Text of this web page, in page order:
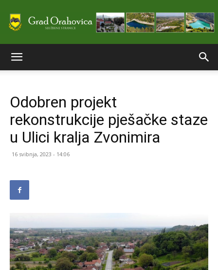
stranice
Grada
Odobren projekt
rekonstrukcije pješačke staze
u Ulici kralja Zvonimira
16 svibnja, 2023 - 14:06